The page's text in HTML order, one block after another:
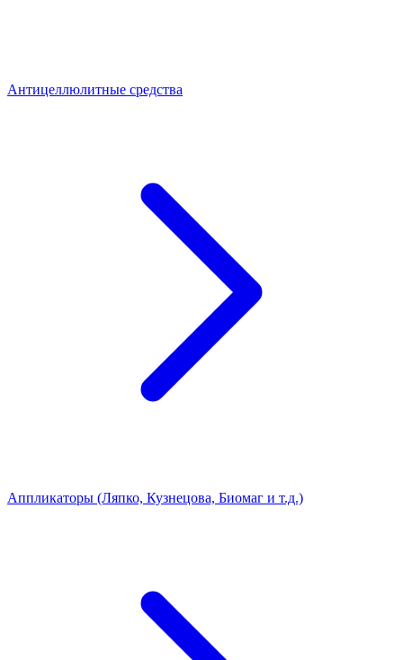
Антицеллюлитные средства
Аппликаторы (Ляпко, Кузнецова, Биомаг и т.д.)